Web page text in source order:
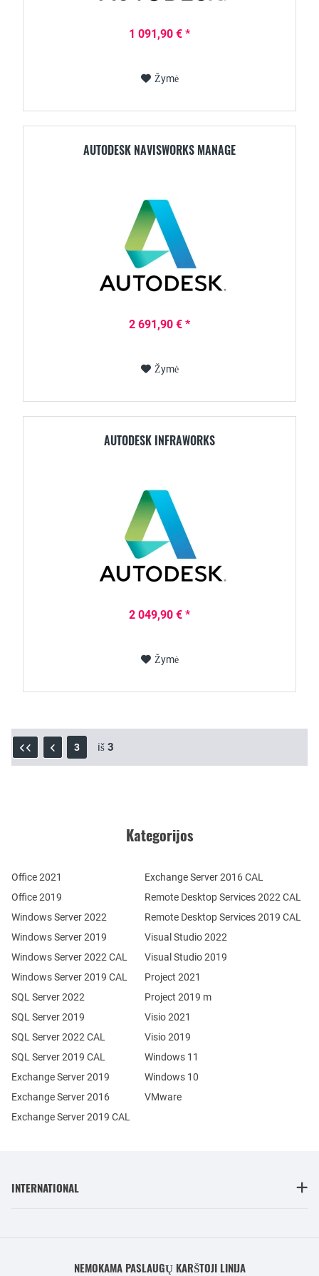
1 091,90 € *
Žymė
AUTODESK NAVISWORKS MANAGE
2 691,90 € *
Žymė
AUTODESK INFRAWORKS
2 049,90 € *
Žymė
3 iš 3
Kategorijos
Office 2021
Office 2019
Windows Server 2022
Windows Server 2019
Exchange Server 2019
Exchange Server 2016
SQL Server 2022
SQL Server 2019
Windows Server 2022 CAL
Windows Server 2019 CAL
SQL Server 2022 CAL
SQL Server 2019 CAL
Remote Desktop Services 2022 CAL
Remote Desktop Services 2019 CAL
Exchange Server 2019 CAL
Exchange Server 2016 CAL
Visual Studio 2022
Visual Studio 2019
Project 2021
Project 2019 m
Visio 2021
Visio 2019
Windows 11
Windows 10
VMware
INTERNATIONAL
NEMOKAMA PASLAUGŲ KARŠTOJI LINIJA